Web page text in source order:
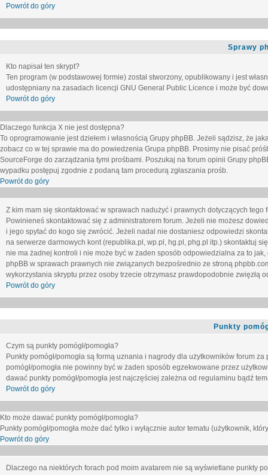
Powrót do góry
Sprawy
Kto napisał ten skrypt?
Ten program (w podstawowej formie) został stworzony, opublikowany i jest
udostępniany na zasadach licencji GNU General Public Licence i może być
Powrót do góry
Dlaczego funkcja X nie jest dostępna?
To oprogramowanie jest dziełem i własnością Grupy phpBB. Jeżeli sądzisz, że
zobacz co w tej sprawie ma do powiedzenia Grupa phpBB. Prosimy nie pisać
SourceForge do zarządzania tymi prośbami. Poszukaj na forum opinii Grupy
wypadku postępuj zgodnie z podaną tam procedurą zgłaszania prośb.
Powrót do góry
Z kim mam się skontaktować w sprawach nadużyć i prawnych dotyczących tego
Powinieneś skontaktować się z administratorem forum. Jeżeli nie możesz
i jego spytać do kogo się zwrócić. Jeżeli nadal nie dostaniesz odpowiedzi
na serwerze darmowych kont (republika.pl, wp.pl, hg.pl, phg.pl itp.) skontaktuj
nie ma żadnej kontroli i nie może być w żaden sposób odpowiedzialna za to
phpBB w sprawach prawnych nie związanych bezpośrednio ze stroną
wykorzystania skryptu przez osoby trzecie otrzymasz prawdopodobnie zwięzłą
Powrót do góry
Punkty
Czym są punkty pomógł/pomogła?
Punkty pomógł/pomogła są formą uznania i nagrody dla użytkowników forum
pomógł/pomogła nie powinny być w żaden sposób egzekwowane przez
dawać punkty pomógł/pomogła jest najczęściej zależna od regulaminu bądź
Powrót do góry
Kto może dawać punkty pomógł/pomogła?
Punkty pomógł/pomogła może dać tylko i wyłącznie autor tematu (użytkownik,
Powrót do góry
Dlaczego na niektórych forach pod moim avatarem nie są wyświetlane punkty